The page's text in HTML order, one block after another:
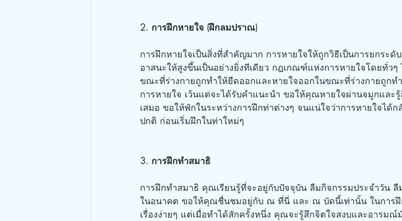
2. การฝึกหายใจ (ฝึกลมปราณ)
การฝึกหายใจเป็นสิ่งที่สำคัญมาก การหายใจให้ถูกวิธีเป็นการยกระ
อาสนะให้สูงขึ้นเป็นอย่างยิ่งทีเดียว กฎเกณฑ์แห่งการหายใจโดยทั่วๆ
ขณะที่ร่างกายถูกทำให้ยืดออกและหายใจออกในขณะที่ร่างกายถูก
การหายใจ เว้นแต่จะได้รับคำแนะนำ ขอให้คุณหายใจผ่านจมูกและ
เสมอ ขอให้พักในระหว่างการฝึกท่าต่างๆ จนแน่ใจว่าการหายใจได้
ปกติ ก่อนเริ่มฝึกในท่าใหม่ๆ
3. การฝึกทำสมาธิ
การฝึกทำสมาธิ คุณเรียนรู้ที่จะอยู่กับปัจจุบัน ลืมกิจกรรมประจำวัน
ในอนาคต ขอให้คุณชื่นชมอยู่กับ ณ ที่นี่ และ ณ บัดนี้เท่านั้น ในการฝึ
เรื่องง่ายๆ แต่เมื่อทำได้สักครั้งหนึ่ง คุณจะรู้สึกจิตใจสงบและอารม